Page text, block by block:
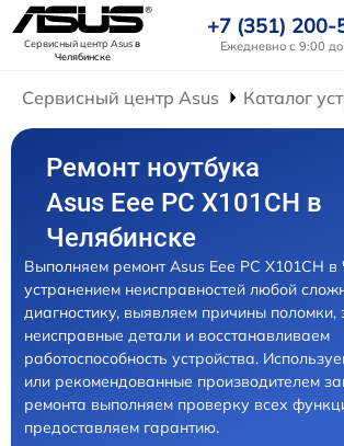
Сервисный центр Asusв
Челябинске
+7 (351) 200-
Ежедневно с 9:00
Сервисный центр Asus Каталог
Ремонт ноутбука
Asus Eee PC X101CH в
Челябинске
Выполняем ремонт Asus Eee PC X101CH в
устранением неисправностей любой
диагностику, выявляем причины поломки,
неисправные детали и восстанавливаем
работоспособность устройства.
или рекомендованные производителем
ремонта выполняем проверку всех
предоставляем гарантию.